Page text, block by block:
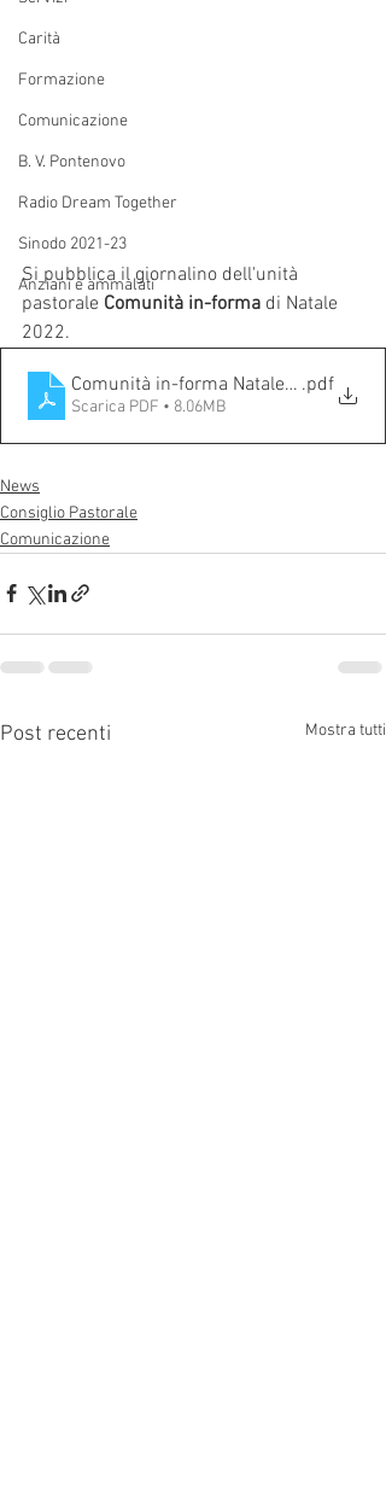
Carità
Formazione
Comunicazione
B. V. Pontenovo
Radio Dream Together
Sinodo 2021-23
Anziani e ammalati
Si pubblica il giornalino dell'unità
pastorale Comunità in-forma di Natale
2022.
Comunità in-forma Natale 2022
.pdf
Scarica PDF • 8.06MB
News
Consiglio Pastorale
Comunicazione
Post recenti Mostra tutti